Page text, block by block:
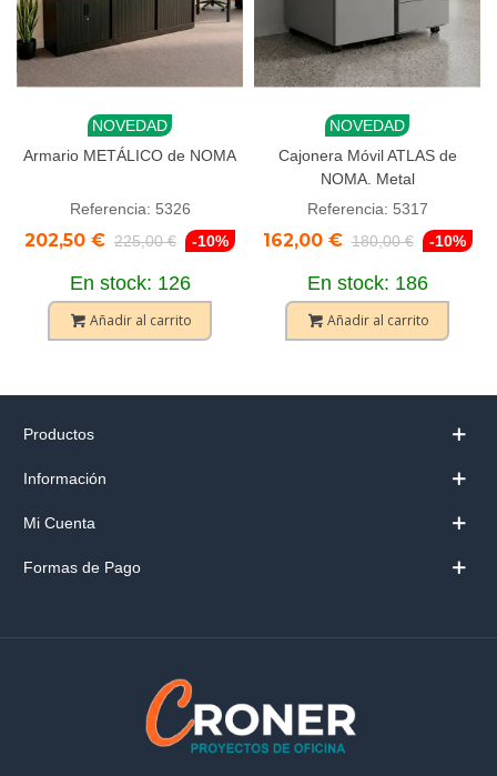
NOVEDAD
Armario METÁLICO de NOMA
Referencia: 5326
202,50 € 225,00 € -10%
En stock: 126
Añadir al carrito
NOVEDAD
Cajonera Móvil ATLAS de
NOMA. Metal
Referencia: 5317
162,00 € 180,00 € -10%
En stock: 186
Añadir al carrito
Productos
Información
Mi Cuenta
Formas de Pago